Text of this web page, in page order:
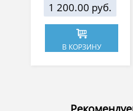
1 200.00 руб.
В КОРЗИНУ